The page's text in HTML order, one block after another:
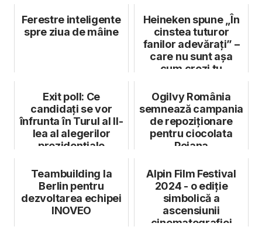
Ferestre inteligente
spre ziua de mâine
Heineken spune „În
cinstea tuturor
fanilor adevărați” –
care nu sunt așa
cum crezi tu
Exit poll: Ce
candidați se vor
înfrunta în Turul al II-
lea al alegerilor
prezidențiale
Ogilvy România
semnează campania
de repoziționare
pentru ciocolata
Poiana
Teambuilding la
Berlin pentru
dezvoltarea echipei
INOVEO
Alpin Film Festival
2024 - o ediție
simbolică a
ascensiunii
cinematografiei